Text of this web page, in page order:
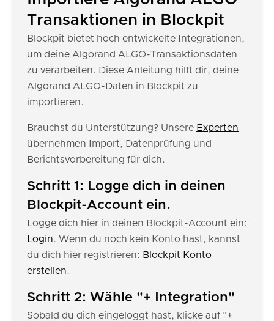
Transaktionen in Blockpit
Blockpit bietet hoch entwickelte Integrationen,
um deine Algorand ALGO-Transaktionsdaten
zu verarbeiten. Diese Anleitung hilft dir, deine
Algorand ALGO-Daten in Blockpit zu
importieren.
Brauchst du Unterstützung? Unsere Experten
übernehmen Import, Datenprüfung und
Berichtsvorbereitung für dich.
Schritt 1: Logge dich in deinen
Blockpit-Account ein.
Logge dich hier in deinen Blockpit-Account ein:
Login. Wenn du noch kein Konto hast, kannst
du dich hier registrieren: Blockpit Konto
erstellen.
Schritt 2: Wähle "+ Integration"
Sobald du dich eingeloggt hast, klicke auf "+